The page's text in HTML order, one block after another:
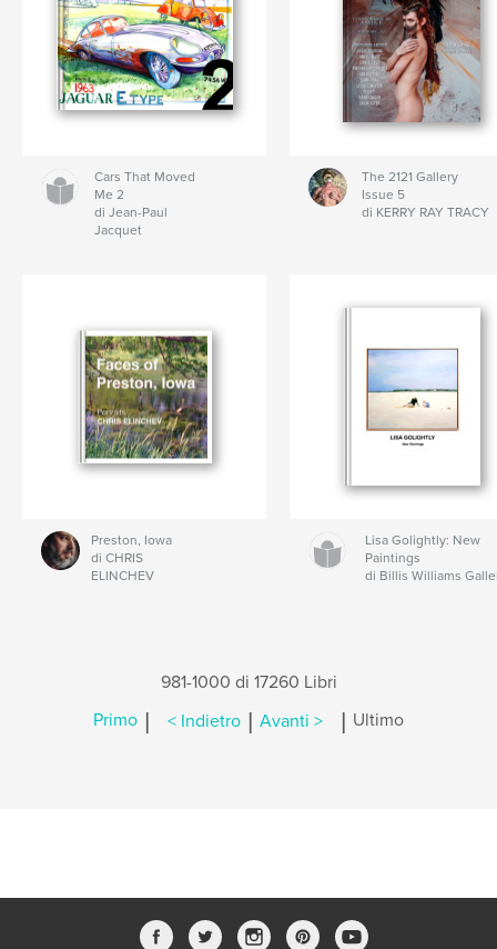
Cars That Moved
Me 2
di Jean-Paul
Jacquet
The 2121 Gallery
Issue 5
di KERRY RAY TRACY
Preston, Iowa
di CHRIS
ELINCHEV
Lisa Golightly: New
Paintings
di Billis Williams
981-1000 di 17260 Libri
Primo | < Indietro | Avanti > | Ultimo